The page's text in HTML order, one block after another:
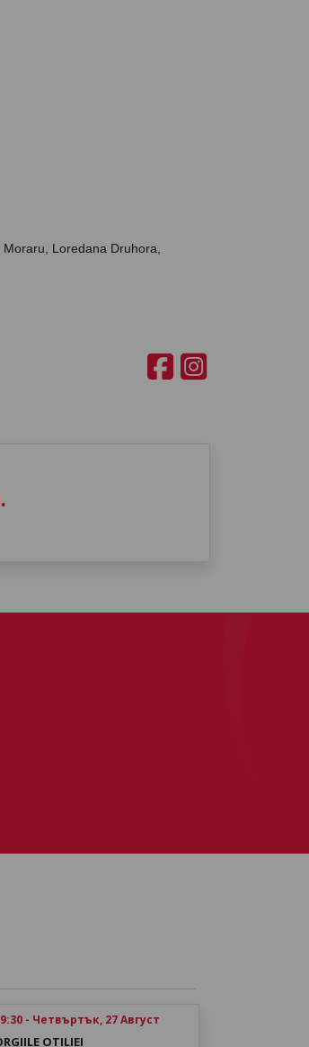
Loredana Druhora,
- Четвъртък, 27 Август
OTILIEI